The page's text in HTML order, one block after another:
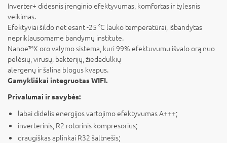
Inverter+ didesnis įrenginio efektyvumas, komfortas ir tylesnis
veikimas.
Efektyviai šildo net esant -25 °C lauko temperatūrai, išbandytas
nepriklausomame bandymų institute.
Nanoe™X oro valymo sistema, kuri 99% efektuvumu išvalo orą nuo
pelėsių, virusų, bakterijų, žiedadulkių
alergenų ir šalina blogus kvapus.
Gamykliškai integruotas WIFI.
Privalumai ir savybės:
labai didelis energijos vartojimo efektyvumas A+++;
inverterinis, R2 rotorinis kompresorius;
draugiškas aplinkai R32 šaltnešis;